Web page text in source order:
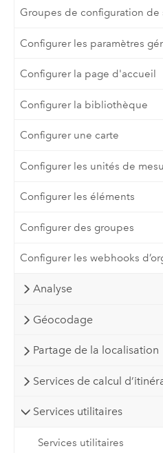
Groupes de configuration de
Configurer les paramètres
Configurer la page d'accueil
Configurer la bibliothèque
Configurer une carte
Configurer les unités de
Configurer les éléments
Configurer des groupes
Configurer les webhooks
Analyse
Géocodage
Partage de la localisation
Services de calcul
Services utilitaires
Services utilitaires